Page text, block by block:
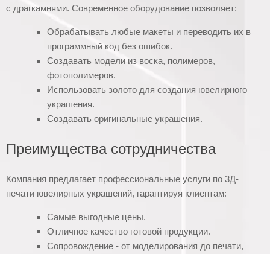
с драгкамнями. Современное оборудование позволяет:
Обрабатывать любые макеты и переводить их в
программный код без ошибок.
Создавать модели из воска, полимеров,
фотополимеров.
Использовать золото для создания ювелирного
украшения.
Создавать оригинальные украшения.
Преимущества сотрудничества
Компания предлагает профессиональные услуги по 3Д-
печати ювелирных украшений, гарантируя клиентам:
Самые выгодные цены.
Отличное качество готовой продукции.
Сопровождение - от моделирования до печати,